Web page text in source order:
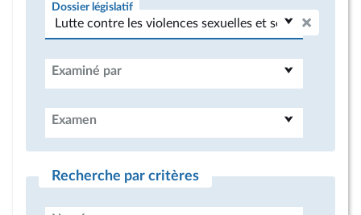
Dossier législatif
Examiné par
Examen
Recherche par critères